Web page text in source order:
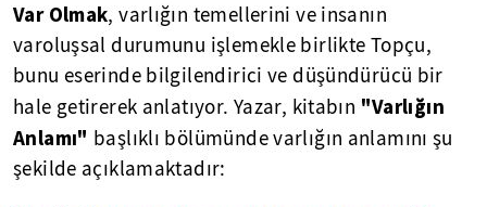
Var Olmak, varlığın temellerini ve insanın
varoluşsal durumunu işlemekle birlikte Topçu,
bunu eserinde bilgilendirici ve düşündürücü bir
hale getirerek anlatıyor. Yazar, kitabın "Varlığın
Anlamı" başlıklı bölümünde varlığın anlamını şu
şekilde açıklamaktadır: